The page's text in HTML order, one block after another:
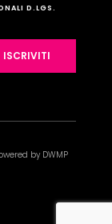
D.LGS.
ISCRIVITI
by DWMP